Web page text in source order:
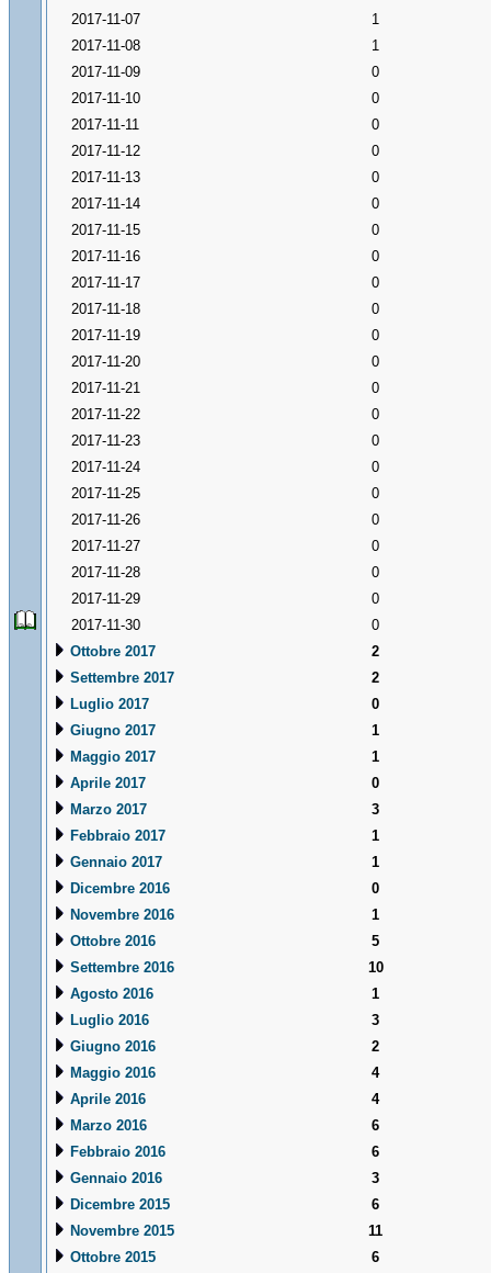
2017-11-07
1
2017-11-08
1
2017-11-09
0
2017-11-10
0
2017-11-11
0
2017-11-12
0
2017-11-13
0
2017-11-14
0
2017-11-15
0
2017-11-16
0
2017-11-17
0
2017-11-18
0
2017-11-19
0
2017-11-20
0
2017-11-21
0
2017-11-22
0
2017-11-23
0
2017-11-24
0
2017-11-25
0
2017-11-26
0
2017-11-27
0
2017-11-28
0
2017-11-29
0
2017-11-30
0
Ottobre 2017
2
Settembre 2017
2
Luglio 2017
0
Giugno 2017
1
Maggio 2017
1
Aprile 2017
0
Marzo 2017
3
Febbraio 2017
1
Gennaio 2017
1
Dicembre 2016
0
Novembre 2016
1
Ottobre 2016
5
Settembre 2016
10
Agosto 2016
1
Luglio 2016
3
Giugno 2016
2
Maggio 2016
4
Aprile 2016
4
Marzo 2016
6
Febbraio 2016
6
Gennaio 2016
3
Dicembre 2015
6
Novembre 2015
11
Ottobre 2015
6